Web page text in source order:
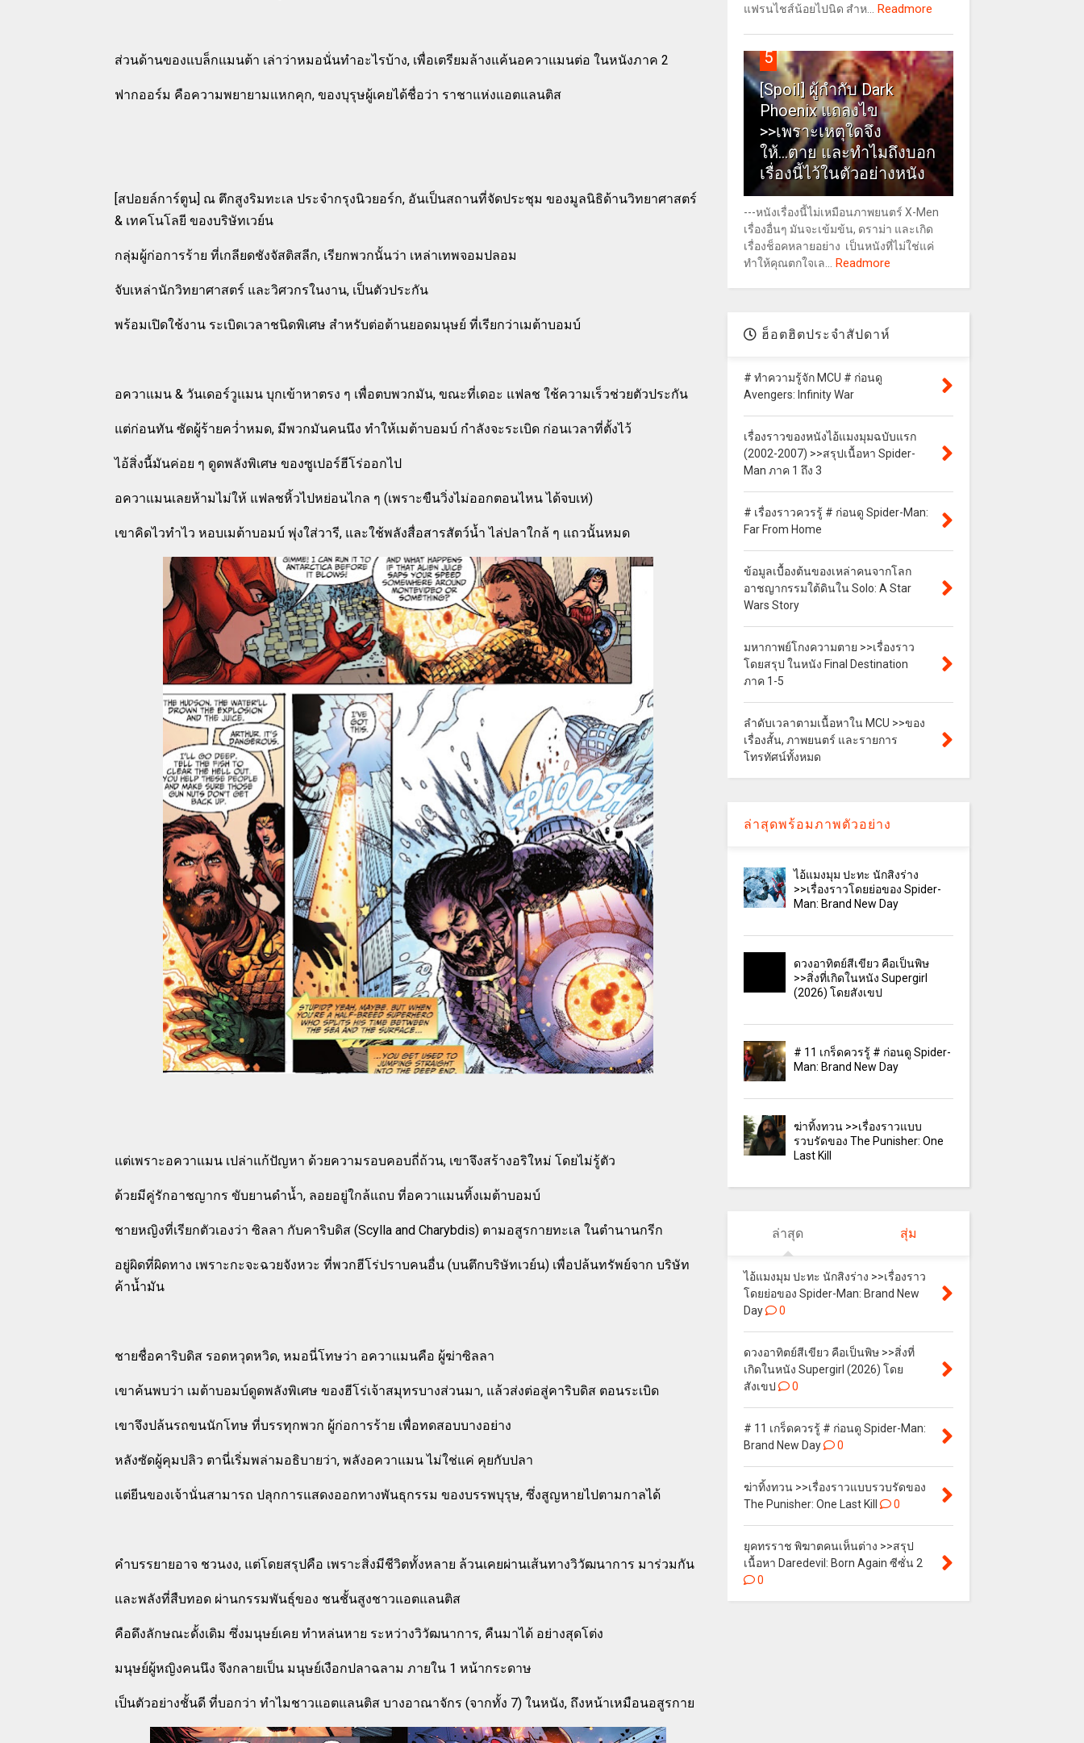
ส่วนด้านของแบล็กแมนต้า เล่าว่าหมอนั่นทำอะไรบ้าง, เพื่อเตรียมล้างแค้นอควาแมนต่อ ในหนังภาค 2
ฟากออร์ม คือความพยายามแหกคุก, ของบุรุษผู้เคยได้ชื่อว่า ราชาแห่งแอตแลนติส
[สปอยล์การ์ตูน] ณ ตึกสูงริมทะเล ประจำกรุงนิวยอร์ก, อันเป็นสถานที่จัดประชุม ของมูลนิธิด้านวิทยาศาสตร์
& เทคโนโลยี ของบริษัทเวย์น
กลุ่มผู้ก่อการร้าย ที่เกลียดชังจัสติสลีก, เรียกพวกนั้นว่า เหล่าเทพจอมปลอม
จับเหล่านักวิทยาศาสตร์ และวิศวกรในงาน, เป็นตัวประกัน
พร้อมเปิดใช้งาน ระเบิดเวลาชนิดพิเศษ สำหรับต่อต้านยอดมนุษย์ ที่เรียกว่าเมต้าบอมบ์
อควาแมน & วันเดอร์วูแมน บุกเข้าหาตรง ๆ เพื่อตบพวกมัน, ขณะที่เดอะ แฟลช ใช้ความเร็วช่วยตัวประกัน
แต่ก่อนทัน ซัดผู้ร้ายคว่ำหมด, มีพวกมันคนนึง ทำให้เมต้าบอมบ์ กำลังจะระเบิด ก่อนเวลาที่ตั้งไว้
ไอ้สิ่งนี้มันค่อย ๆ ดูดพลังพิเศษ ของซูเปอร์ฮีโร่ออกไป
อควาแมนเลยห้ามไม่ให้ แฟลชหิ้วไปหย่อนไกล ๆ (เพราะขืนวิ่งไม่ออกตอนไหน ได้จบเห่)
เขาคิดไวทำไว หอบเมต้าบอมบ์ พุ่งใส่วารี, และใช้พลังสื่อสารสัตว์น้ำ ไล่ปลาใกล้ ๆ แถวนั้นหมด
แต่เพราะอควาแมน เปล่าแก้ปัญหา ด้วยความรอบคอบถี่ถ้วน, เขาจึงสร้างอริใหม่ โดยไม่รู้ตัว
ด้วยมีคู่รักอาชญากร ขับยานดำน้ำ, ลอยอยู่ใกล้แถบ ที่อควาแมนทิ้งเมต้าบอมบ์
ชายหญิงที่เรียกตัวเองว่า ซิลลา กับคาริบดิส (Scylla and Charybdis) ตามอสูรกายทะเล ในตำนานกรีก
อยู่ผิดที่ผิดทาง เพราะกะจะฉวยจังหวะ ที่พวกฮีโร่ปราบคนอื่น (บนตึกบริษัทเวย์น) เพื่อปล้นทรัพย์จาก บริษัท
ค้าน้ำมัน
ชายชื่อคาริบดิส รอดหวุดหวิด, หมอนี่โทษว่า อควาแมนคือ ผู้ฆ่าซิลลา
เขาค้นพบว่า เมต้าบอมบ์ดูดพลังพิเศษ ของฮีโร่เจ้าสมุทรบางส่วนมา, แล้วส่งต่อสู่คาริบดิส ตอนระเบิด
เขาจึงปล้นรถขนนักโทษ ที่บรรทุกพวก ผู้ก่อการร้าย เพื่อทดสอบบางอย่าง
หลังซัดผู้คุมปลิว ตานี่เริ่มพล่ามอธิบายว่า, พลังอควาแมน ไม่ใช่แค่ คุยกับปลา
แต่ยีนของเจ้านั่นสามารถ ปลุกการแสดงออกทางพันธุกรรม ของบรรพบุรุษ, ซึ่งสูญหายไปตามกาลได้
คำบรรยายอาจ ชวนงง, แต่โดยสรุปคือ เพราะสิ่งมีชีวิตทั้งหลาย ล้วนเคยผ่านเส้นทางวิวัฒนาการ มาร่วมกัน
และพลังที่สืบทอด ผ่านกรรมพันธุ์ของ ชนชั้นสูงชาวแอตแลนติส
คือดึงลักษณะดั้งเดิม ซึ่งมนุษย์เคย ทำหล่นหาย ระหว่างวิวัฒนาการ, คืนมาได้ อย่างสุดโต่ง
มนุษย์ผู้หญิงคนนึง จึงกลายเป็น มนุษย์เงือกปลาฉลาม ภายใน 1 หน้ากระดาษ
เป็นตัวอย่างชั้นดี ที่บอกว่า ทำไมชาวแอตแลนติส บางอาณาจักร (จากทั้ง 7) ในหนัง, ถึงหน้าเหมือนอสูรกาย
แฟรนไชส์น้อยไปนิด สำห...
Readmore
5
[Spoil] ผู้กำกับ Dark
Phoenix แถลงไข
>>เพราะเหตุใดจึง
ให้...ตาย และทำไมถึงบอก
เรื่องนี้ไว้ในตัวอย่างหนัง
---หนังเรื่องนี้ไม่เหมือนภาพยนตร์ X-Men
เรื่องอื่นๆ มันจะเข้มข้น, ดราม่า และเกิด
เรื่องช็อคหลายอย่าง เป็นหนังที่ไม่ใช่แค่
ทำให้คุณตกใจเล...
Readmore
ฮ็อตฮิตประจำสัปดาห์
# ทำความรู้จัก MCU # ก่อนดู
Avengers: Infinity War
เรื่องราวของหนังไอ้แมงมุมฉบับแรก
(2002-2007) >>สรุปเนื้อหา Spider-
Man ภาค 1 ถึง 3
# เรื่องราวควรรู้ # ก่อนดู Spider-Man:
Far From Home
ข้อมูลเบื้องต้นของเหล่าคนจากโลก
อาชญากรรมใต้ดินใน Solo: A Star
Wars Story
มหากาพย์โกงความตาย >>เรื่องราว
โดยสรุป ในหนัง Final Destination
ภาค 1-5
ลำดับเวลาตามเนื้อหาใน MCU >>ของ
เรื่องสั้น, ภาพยนตร์ และรายการ
โทรทัศน์ทั้งหมด
ล่าสุดพร้อมภาพตัวอย่าง
ไอ้แมงมุม ปะทะ นักสิงร่าง
>>เรื่องราวโดยย่อของ Spider-
Man: Brand New Day
ดวงอาทิตย์สีเขียว คือเป็นพิษ
>>สิ่งที่เกิดในหนัง Supergirl
(2026) โดยสังเขป
# 11 เกร็ดควรรู้ # ก่อนดู Spider-
Man: Brand New Day
ฆ่าทิ้งทวน >>เรื่องราวแบบ
รวบรัดของ The Punisher: One
Last Kill
ล่าสุด สุ่ม
ไอ้แมงมุม ปะทะ นักสิงร่าง >>เรื่องราว
โดยย่อของ Spider-Man: Brand New
Day
0
ดวงอาทิตย์สีเขียว คือเป็นพิษ >>สิ่งที่
เกิดในหนัง Supergirl (2026) โดย
สังเขป
0
# 11 เกร็ดควรรู้ # ก่อนดู Spider-Man:
Brand New Day
0
ฆ่าทิ้งทวน >>เรื่องราวแบบรวบรัดของ
The Punisher: One Last Kill
0
ยุคทรราช พิฆาตคนเห็นต่าง >>สรุป
เนื้อหา Daredevil: Born Again ซีซั่น 2
0